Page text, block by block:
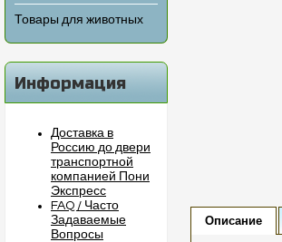
Товары для животных
Информация
Доставка в
Россию до двери
транспортной
компанией Пони
Экспресс
FAQ / Часто
Задаваемые
Вопросы
Описание